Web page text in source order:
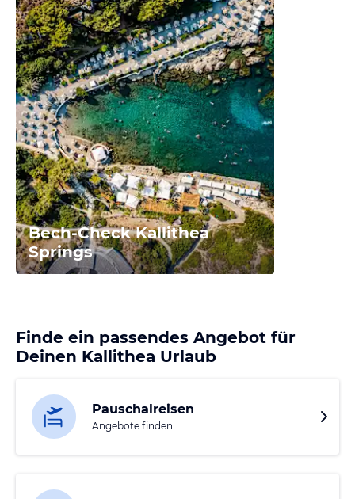
Bech-Check Kallithea
Springs
Finde ein passendes Angebot für
Deinen Kallithea Urlaub
Pauschalreisen
Angebote finden